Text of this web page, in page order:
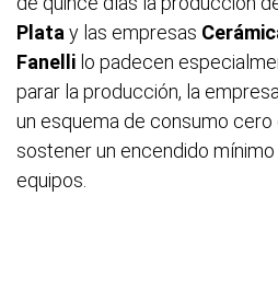
Plata y las empresas
Fanelli lo padecen
parar la producción, la empresa
un esquema de consumo
sostener un encendido
equipos.